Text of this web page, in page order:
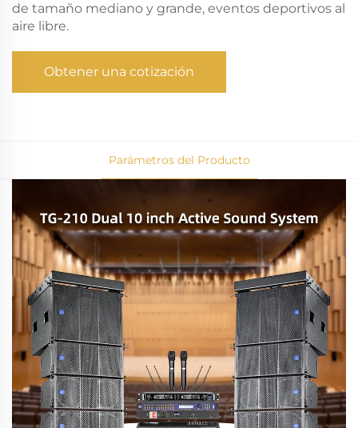
de tamaño mediano y grande, eventos deportivos al
aire libre.
Obtener una cotización
Parámetros del Producto